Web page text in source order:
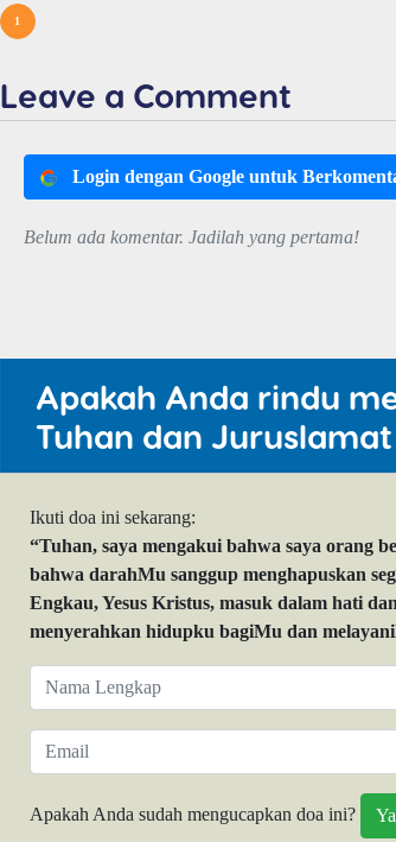
1
Leave a Comment
Login dengan Google untuk
Belum ada komentar. Jadilah yang pertama!
Apakah Anda rindu
Tuhan dan
Ikuti doa ini sekarang:
“Tuhan, saya mengakui bahwa saya orang
bahwa darahMu sanggup menghapuskan
Engkau, Yesus Kristus, masuk dalam hati
menyerahkan hidupku bagiMu dan
Apakah Anda sudah mengucapkan doa ini?